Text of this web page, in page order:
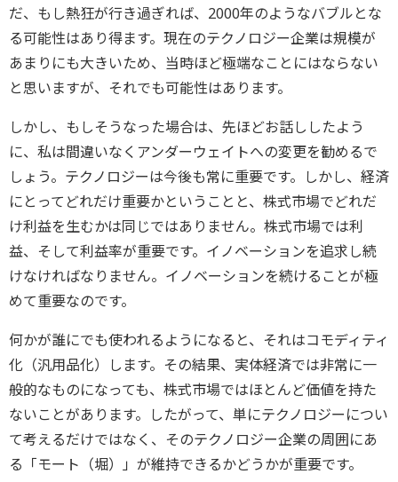
だ、もし熱狂が行き過ぎれば、2000年のようなバブルとな
る可能性はあり得ます。現在のテクノロジー企業は規模が
あまりにも大きいため、当時ほど極端なことにはならない
と思いますが、それでも可能性はあります。
しかし、もしそうなった場合は、先ほどお話ししたよう
に、私は間違いなくアンダーウェイトへの変更を勧めるで
しょう。テクノロジーは今後も常に重要です。しかし、経済
にとってどれだけ重要かということと、株式市場でどれだ
け利益を生むかは同じではありません。株式市場では利
益、そして利益率が重要です。イノベーションを追求し続
けなければなりません。イノベーションを続けることが極
めて重要なのです。
何かが誰にでも使われるようになると、それはコモディティ
化（汎用品化）します。その結果、実体経済では非常に一
般的なものになっても、株式市場ではほとんど価値を持た
ないことがあります。したがって、単にテクノロジーについ
て考えるだけではなく、そのテクノロジー企業の周囲にあ
る「モート（堀）」が維持できるかどうかが重要です。